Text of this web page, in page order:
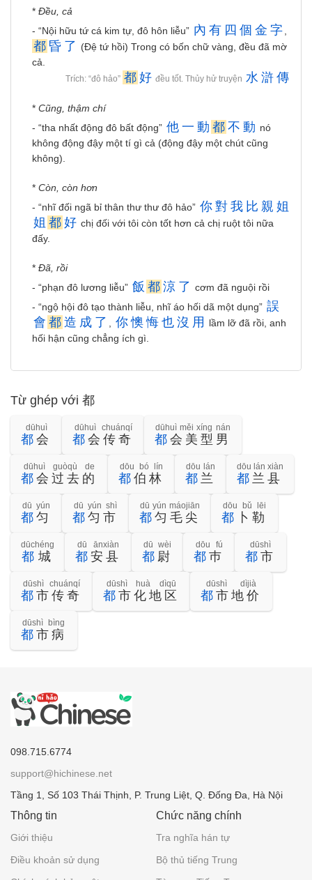
* Đều, cả
- “Nội hữu tứ cá kim tự, đô hôn liễu” 內 有 四 個 金 字
都 昏 了 (Đệ tứ hồi) Trong có bốn chữ vàng, đều đã mờ
cả.
Trích: “đô hảo” 都 好 đều tốt. Thủy hử truyện 水 滸 傳
* Cũng, thậm chí
- “tha nhất động đô bất động” 他 一 動 都 不 動 nó
không động đậy một tí gì cả (động đậy một chút cũng
không).
* Còn, còn hơn
- “nhĩ đối ngã bỉ thân thư thư đô hảo” 你 對 我 比 親 姐
姐 都 好 chị đối với tôi còn tốt hơn cả chị ruột tôi nữa
đấy.
* Đã, rồi
- “phạn đô lương liễu” 飯 都 涼 了 cơm đã nguội rồi
- “ngộ hội đô tạo thành liễu, nhĩ áo hối dã một dụng” 誤
會 都 造 成 了 你 懊 悔 也 沒 用
lầm lỡ đã rồi, anh
hối hận cũng chẳng ích gì.
Từ ghép với 都
都 会
dūhuì
都 会传奇
dūhuì chuánqí
都 会美型男
dūhuì měi xíng nán
都 会过去的
dūhuì guòqù de
都 伯林
dōu bó lín
都 兰
dōu lán
都 兰县
dōu lán xiàn
都 匀
dū yún
都 匀市
dū yún shì
都 匀毛尖
dū yún máojiān
都 卜勒
dōu bǔ lēi
都 城
dūchéng
都 安县
dū ānxiàn
都 尉
dū wèi
都 巿
dōu fú
都 市
dūshì
都 市传奇
dūshì chuánqí
都 市化地区
dūshì huà dìqū
都 市地价
dūshì dìjià
都 市病
dūshì bìng
098.715.6774
support@hichinese.net
Tầng 1, Số 103 Thái Thịnh, P. Trung Liệt, Q. Đống Đa, Hà Nội
Thông tin
Giới thiệu
Điều khoản sử dụng
Chức năng chính
Tra nghĩa hán tự
Bộ thủ tiếng Trung